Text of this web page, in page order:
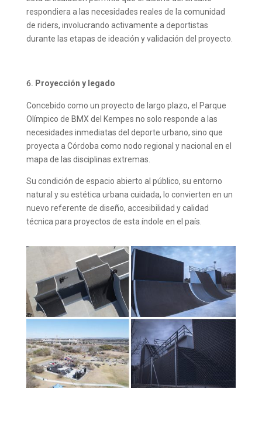
respondiera a las necesidades reales de la comunidad
de riders, involucrando activamente a deportistas
durante las etapas de ideación y validación del proyecto.
Proyección y legado
Concebido como un proyecto de largo plazo, el Parque
Olímpico de BMX del Kempes no solo responde a las
necesidades inmediatas del deporte urbano, sino que
proyecta a Córdoba como nodo regional y nacional en el
mapa de las disciplinas extremas.
Su condición de espacio abierto al público, su entorno
natural y su estética urbana cuidada, lo convierten en un
nuevo referente de diseño, accesibilidad y calidad
técnica para proyectos de esta índole en el país.